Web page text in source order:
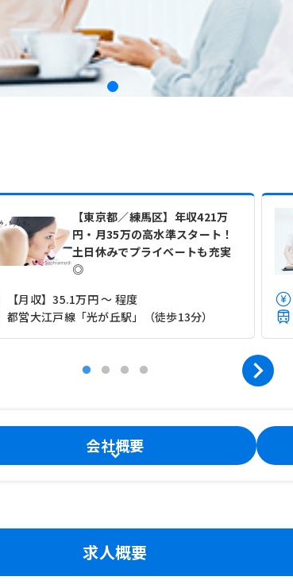
【東京都／練馬区】年収421万
円・月35万の高水準スタート！
土日休みでプライベートも充実
◎
【月収】35.1万円 ～ 程度
都営大江戸線「光が丘駅」（徒歩13分）
会社概要
求人概要